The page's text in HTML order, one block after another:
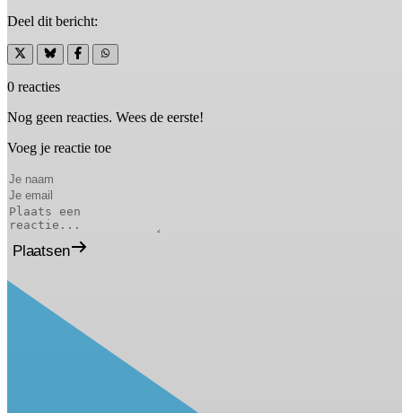
Deel dit bericht:
0 reacties
Nog geen reacties. Wees de eerste!
Voeg je reactie toe
Plaatsen